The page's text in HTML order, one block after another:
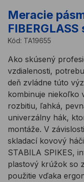
Meracie
Kód: TA19655
Ako skúsený
vzdialenosti,
deň zvládne túto
kombinuje niekoľko
rozbitiu, ľahká,
univerzálny hák,
montáže. V
skladací kovový
STABILA SPIKES,
plastový krúžok so
použitie vďaka